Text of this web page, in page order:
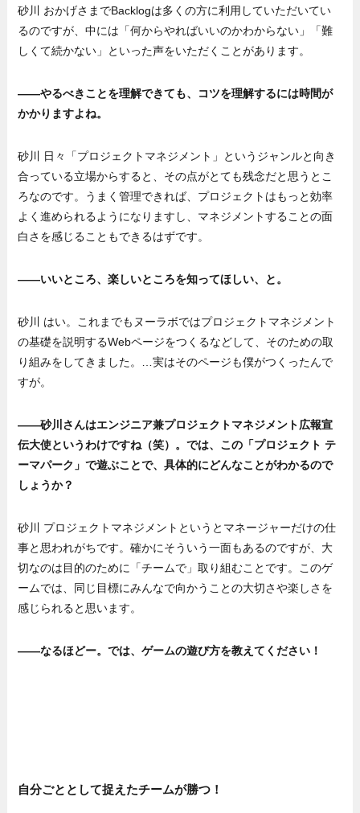
砂川 おかげさまでBacklogは多くの方に利用していただいてい
るのですが、中には「何からやればいいのかわからない」「難
しくて続かない」といった声をいただくことがあります。
——やるべきことを理解できても、コツを理解するには時間が
かかりますよね。
砂川 日々「プロジェクトマネジメント」というジャンルと向き
合っている立場からすると、その点がとても残念だと思うとこ
ろなのです。うまく管理できれば、プロジェクトはもっと効率
よく進められるようになりますし、マネジメントすることの面
白さを感じることもできるはずです。
——いいところ、楽しいところを知ってほしい、と。
砂川 はい。これまでもヌーラボではプロジェクトマネジメント
の基礎を説明するWebページをつくるなどして、そのための取
り組みをしてきました。…実はそのページも僕がつくったんで
すが。
——砂川さんはエンジニア兼プロジェクトマネジメント広報宣
伝大使というわけですね（笑）。では、この「プロジェクト テ
ーマパーク」で遊ぶことで、具体的にどんなことがわかるので
しょうか？
砂川 プロジェクトマネジメントというとマネージャーだけの仕
事と思われがちです。確かにそういう一面もあるのですが、大
切なのは目的のために「チームで」取り組むことです。このゲ
ームでは、同じ目標にみんなで向かうことの大切さや楽しさを
感じられると思います。
——なるほどー。では、ゲームの遊び方を教えてください！
自分ごととして捉えたチームが勝つ！